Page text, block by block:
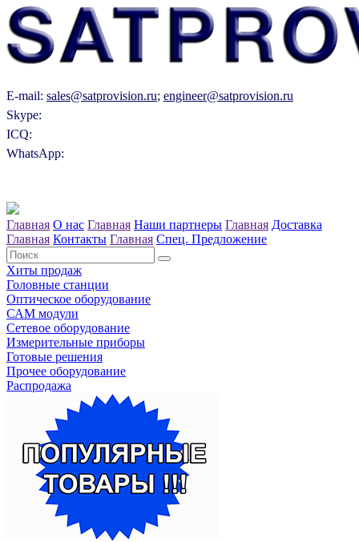
E-mail: sales@satprovision.ru; engineer@satprovision.ru
Skype:
ICQ:
WhatsApp:
Главная О нас Главная Наши партнеры Главная Доставка
Главная Контакты Главная Спец. Предложение
Хиты продаж
Головные станции
Оптическое оборудование
САM модули
Сетевое оборудование
Измерительные приборы
Готовые решения
Прочее оборудование
Распродажа